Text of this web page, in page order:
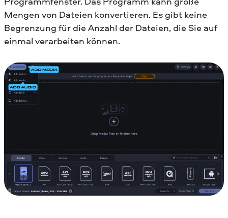
Mengen von Dateien konvertieren. Es gibt keine
Begrenzung für die Anzahl der Dateien, die Sie auf
einmal verarbeiten können.